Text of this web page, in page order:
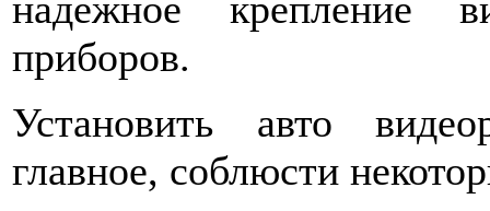
приборов.
Установить авто
главное, соблюсти